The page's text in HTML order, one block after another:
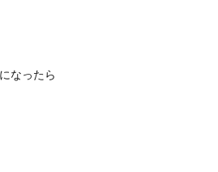
なったら